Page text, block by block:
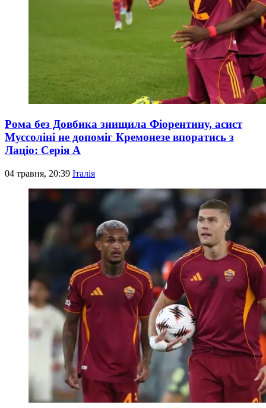
Рома без Довбика знищила Фіорентину, асист
Муссоліні не допоміг Кремонезе впоратись з
Лаціо: Серія А
04 травня, 20:39 Італія